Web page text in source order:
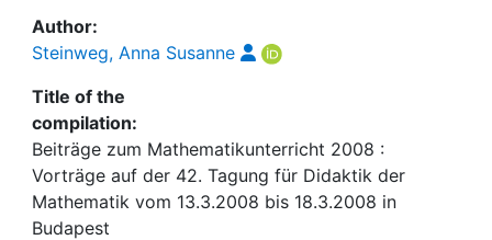
Author:
Steinweg, Anna Susanne
Title of the
compilation:
Beiträge zum Mathematikunterricht 2008 :
Vorträge auf der 42. Tagung für Didaktik der
Mathematik vom 13.3.2008 bis 18.3.2008 in
Budapest